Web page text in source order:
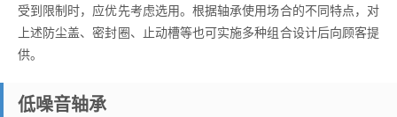
受到限制时，应优先考虑选用。根据轴承使用场合的不同特点，对
上述防尘盖、密封圈、止动槽等也可实施多种组合设计后向顾客提
供。
低噪音轴承